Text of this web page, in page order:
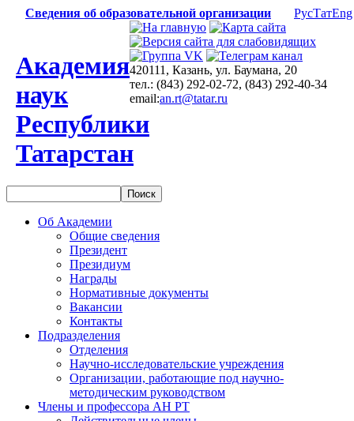
Сведения об образовательной организации РусТатEng
Академия
наук
Республики
Татарстан
420111, Казань, ул. Баумана, 20
тел.: (843) 292-02-72, (843) 292-40-34
email:an.rt@tatar.ru
Об Академии
Общие сведения
Президент
Президиум
Награды
Нормативные документы
Вакансии
Контакты
Подразделения
Отделения
Научно-исследовательские учреждения
Организации, работающие под научно-
методическим руководством
Члены и профессора АН РТ